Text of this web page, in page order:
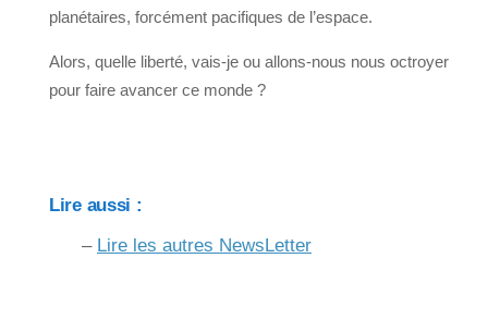
planétaires, forcément pacifiques de l’espace.
Alors, quelle liberté, vais-je ou allons-nous nous octroyer
pour faire avancer ce monde ?
Lire aussi :
– Lire les autres NewsLetter